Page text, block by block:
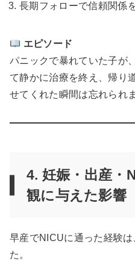
長期フォローで信頼関係
エピソード
パニックで暴れていた子が
て静かに治療を終え、帰り
せてくれた瞬間は忘れられ
4. 妊娠・出産・
観に与えた影響
早産でNICUに通った経験
た。